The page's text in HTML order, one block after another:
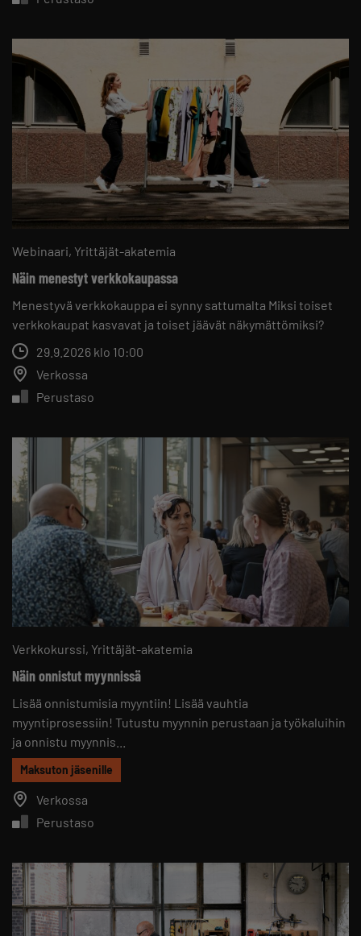
Webinaari Yrittäjät-akatemia
Näin menestyt verkkokaupassa
Menestyvä verkkokauppa ei synny sattumalta Miksi toiset
verkkokaupat kasvavat ja toiset jäävät näkymättömiksi?
29.9.2026 klo 10:00
Verkossa
Perustaso
Verkkokurssi Yrittäjät-akatemia
Näin onnistut myynnissä
Lisää onnistumisia myyntiin! Lisää vauhtia
myyntiprosessiin! Tutustu myynnin perustaan ja työkaluihin
ja onnistu myynnis...
Maksuton jäsenille
Verkossa
Perustaso